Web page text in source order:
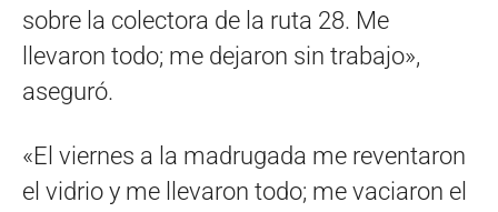
sobre la colectora de la ruta 28. Me
llevaron todo; me dejaron sin trabajo»,
aseguró.
«El viernes a la madrugada me reventaron
el vidrio y me llevaron todo; me vaciaron el